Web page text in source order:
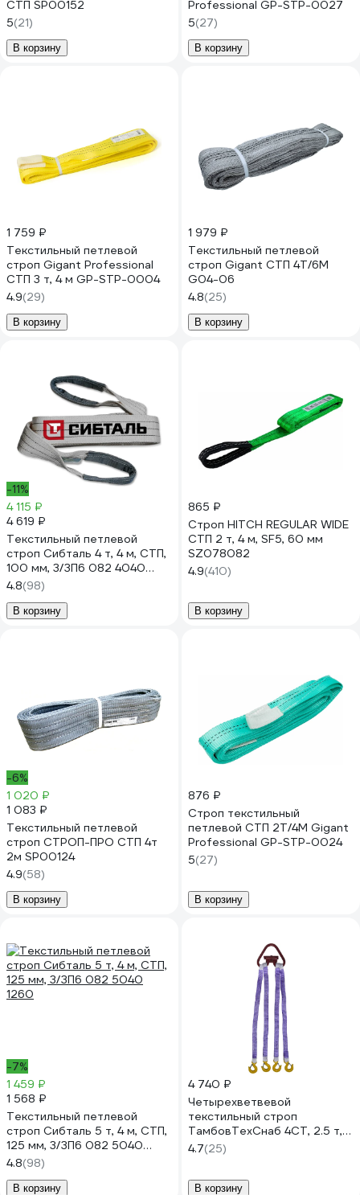
СТП SP00152
5(21)
В корзину
Professional GP-STP-0027
5(27)
В корзину
1 759 ₽
Текстильный петлевой
строп Gigant Professional
СТП 3 т, 4 м GP-STP-0004
4.9(29)
В корзину
1 979 ₽
Текстильный петлевой
строп Gigant СТП 4Т/6М
G04-06
4.8(25)
В корзину
-11%
4 115 ₽
4 619 ₽
Текстильный петлевой
строп Сибталь 4 т, 4 м, СТП,
100 мм, 3/ЗП6 082 4040
1060
4.8(98)
В корзину
865 ₽
Строп HITCH REGULAR WIDE
СТП 2 т, 4 м, SF5, 60 мм
SZ078082
4.9(410)
В корзину
-6%
1 020 ₽
1 083 ₽
Текстильный петлевой
строп СТРОП-ПРО СТП 4т
2м SP00124
4.9(58)
В корзину
876 ₽
Строп текстильный
петлевой СТП 2Т/4М Gigant
Professional GP-STP-0024
5(27)
В корзину
-7%
1 459 ₽
1 568 ₽
Текстильный петлевой
строп Сибталь 5 т, 4 м, СТП,
125 мм, 3/ЗП6 082 5040
1260
4.8(98)
В корзину
4 740 ₽
Четырехветвевой
текстильный строп
ТамбовТехСнаб 4СТ, 2.5 т,
1.5 м 7930124365705
4.7(25)
В корзину